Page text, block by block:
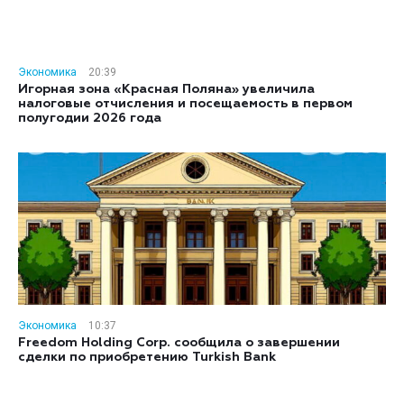
Экономика
20:39
Игорная зона «Красная Поляна» увеличила
налоговые отчисления и посещаемость в первом
полугодии 2026 года
Экономика
10:37
Freedom Holding Corp. сообщила о завершении
сделки по приобретению Turkish Bank